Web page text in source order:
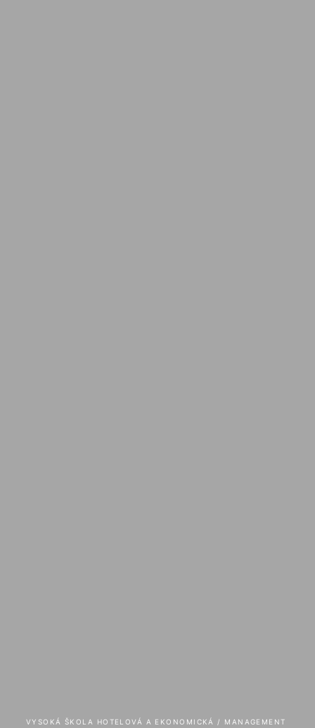
VYSOKÁ ŠKOLA HOTELOVÁ A EKONOMICKÁ / MANAGEMENT